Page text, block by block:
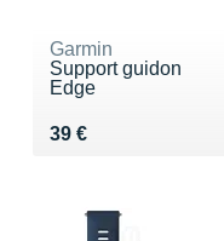
Garmin
Support guidon
Edge
39 €
Vendu 39 €